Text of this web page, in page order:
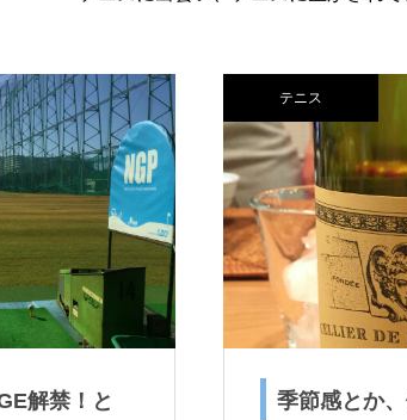
ーツとか、夏とか。
、REC FESTA と
コ
で
解禁！と
テニス
季節感とか、